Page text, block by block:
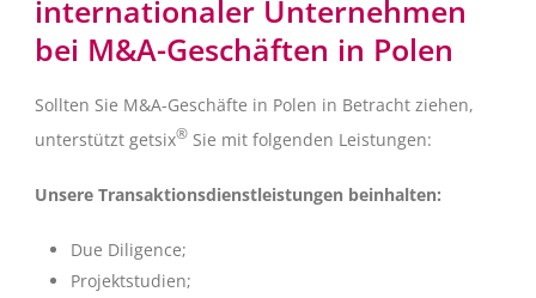
internationaler Unternehmen
bei M&A-Geschäften in Polen
Sollten Sie M&A-Geschäfte in Polen in Betracht ziehen,
unterstützt getsix® Sie mit folgenden Leistungen:
Unsere Transaktionsdienstleistungen beinhalten:
Due Diligence;
Projektstudien;